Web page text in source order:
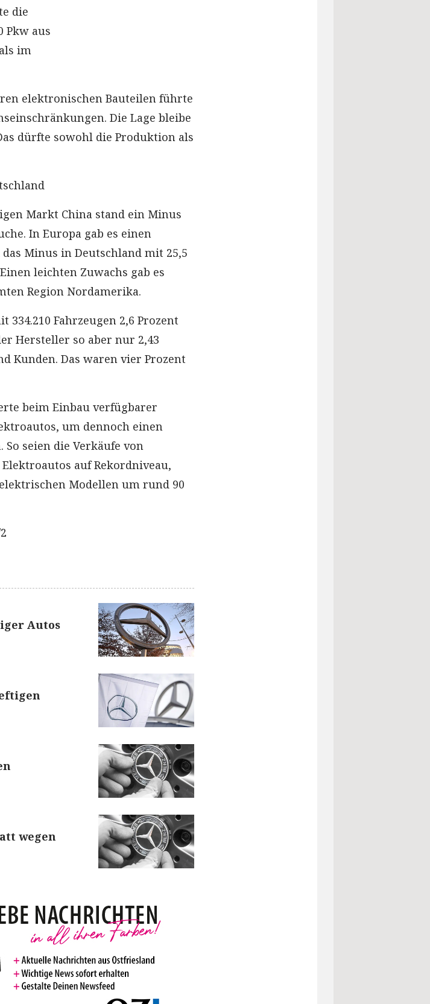
die
Pkw aus
im
elektronischen Bauteilen führte
Die Lage bleibe
dürfte sowohl die Produktion als
Markt China stand ein Minus
In Europa gab es einen
Minus in Deutschland mit 25,5
leichten Zuwachs gab es
Region Nordamerika.
Fahrzeugen 2,6 Prozent
Hersteller so aber nur 2,43
Kunden. Das waren vier Prozent
beim Einbau verfügbarer
um dennoch einen
seien die Verkäufe von
auf Rekordniveau,
Modellen um rund 90
Autos
wegen